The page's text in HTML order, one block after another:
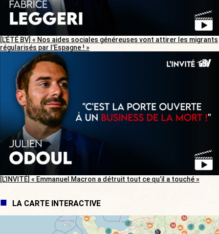
[L’ÉTÉ BV] « Nos aides sociales généreuses vont attirer les migrants
régularisés par l’Espagne ! »
[L’INVITÉ] « Emmanuel Macron a détruit tout ce qu’il a touché »
LA CARTE INTERACTIVE